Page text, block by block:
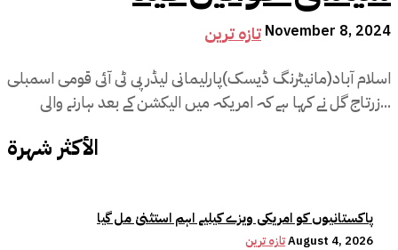
تازہ ترین November 8, 2024
اسلام آباد(مانیٹرنگ ڈیسک)پارلیمانی لیڈر پی ٹی آئی قومی اسمبلی
زرتاج گل نے کہا ہے کہ امریکہ میں الیکشن کے بعد ہارنے والی...
الأكثر شهرة
پاکستانیوں کو امریکی ویزے کیلیے اہم استثنیٰ مل گیا
تازہ ترینAugust 4, 2026